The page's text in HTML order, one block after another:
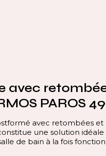
avec
PAROS
avec retombées et
une solution
de bain à la fois